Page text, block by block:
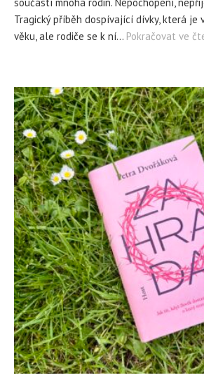
Tragický příběh dospívající dívky, která je
věku, ale rodiče se k ní… Pokračovat ve